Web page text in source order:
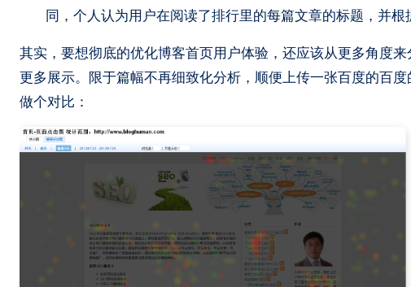
同，个人认为用户在阅读了排行里的每篇文章的标题，并根
其实，要想彻底的优化博客首页用户体验，还应该从更多角度
更多展示。限于篇幅不再细致化分析，顺便上传一张百度的百
做个对比：